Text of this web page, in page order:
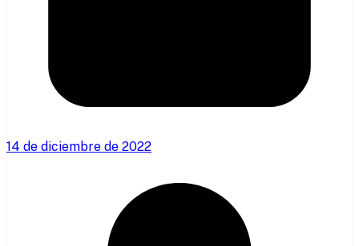
14 de diciembre de 2022